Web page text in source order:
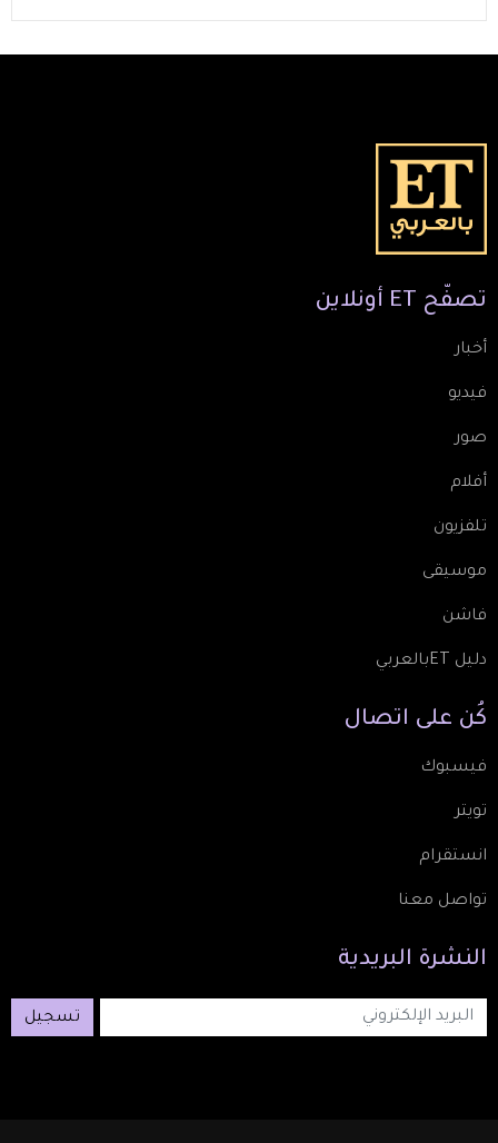
تصفّح ET أونلاين
أخبار
فيديو
صور
أفلام
تلفزيون
موسيقى
فاشن
دليل ETبالعربي
كُن على اتصال
فيسبوك
تويتر
انستقرام
تواصل معنا
النشرة البريدية
تسجيل